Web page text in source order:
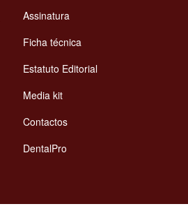
Assinatura
Ficha técnica
Estatuto Editorial
Media kit
Contactos
DentalPro